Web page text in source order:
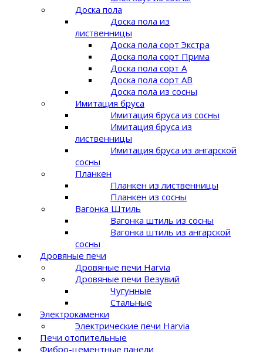
Доска пола
Доска пола из
лиственницы
Доска пола сорт Экстра
Доска пола сорт Прима
Доска пола сорт A
Доска пола сорт AB
Доска пола из сосны
Имитация бруса
Имитация бруса из сосны
Имитация бруса из
лиственницы
Имитация бруса из ангарской
сосны
Планкен
Планкен из лиственницы
Планкен из сосны
Вагонка Штиль
Вагонка штиль из сосны
Вагонка штиль из ангарской
сосны
Дровяные печи
Дровяные печи Harvia
Дровяные печи Везувий
Чугунные
Стальные
Электрокаменки
Электрические печи Harvia
Печи отопительные
Фибро-цементные панели